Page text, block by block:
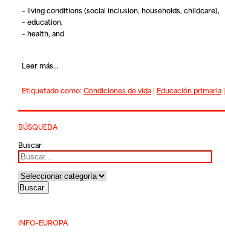
– living conditions (social inclusion, households, childcare),
– education,
– health, and
Leer más...
Etiquetado como:Condiciones de vida| Educación primaria|
BÚSQUEDA
Buscar
INFO-EUROPA